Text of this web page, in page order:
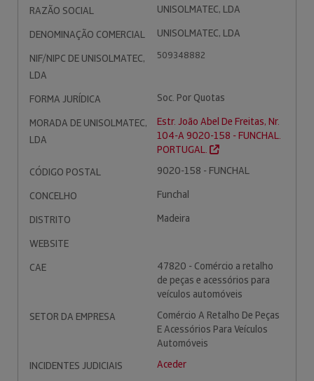
RAZÃO SOCIAL
UNISOLMATEC, LDA
DENOMINAÇÃO COMERCIAL
UNISOLMATEC, LDA
NIF/NIPC DE UNISOLMATEC,
LDA
509348882
FORMA JURÍDICA
Soc. Por Quotas
MORADA DE UNISOLMATEC,
LDA
Estr. João Abel De Freitas, Nr.
104-A 9020-158 - FUNCHAL.
PORTUGAL.
CÓDIGO POSTAL
9020-158 - FUNCHAL
CONCELHO
Funchal
DISTRITO
Madeira
WEBSITE
CAE
47820 - Comércio a retalho
de peças e acessórios para
veículos automóveis
SETOR DA EMPRESA
Comércio A Retalho De Peças
E Acessórios Para Veículos
Automóveis
INCIDENTES JUDICIAIS
Aceder